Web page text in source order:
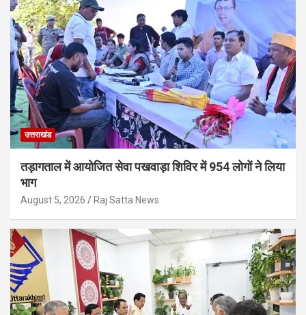
उत्तराखंड
तड़ागताल में आयोजित सेवा पखवाड़ा शिविर में 954 लोगों ने लिया
भाग
August 5, 2026 Raj Satta News